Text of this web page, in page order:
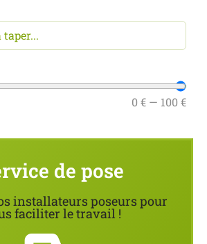
0 € — 100 €
de pose
installateurs poseurs pour
faciliter le travail !